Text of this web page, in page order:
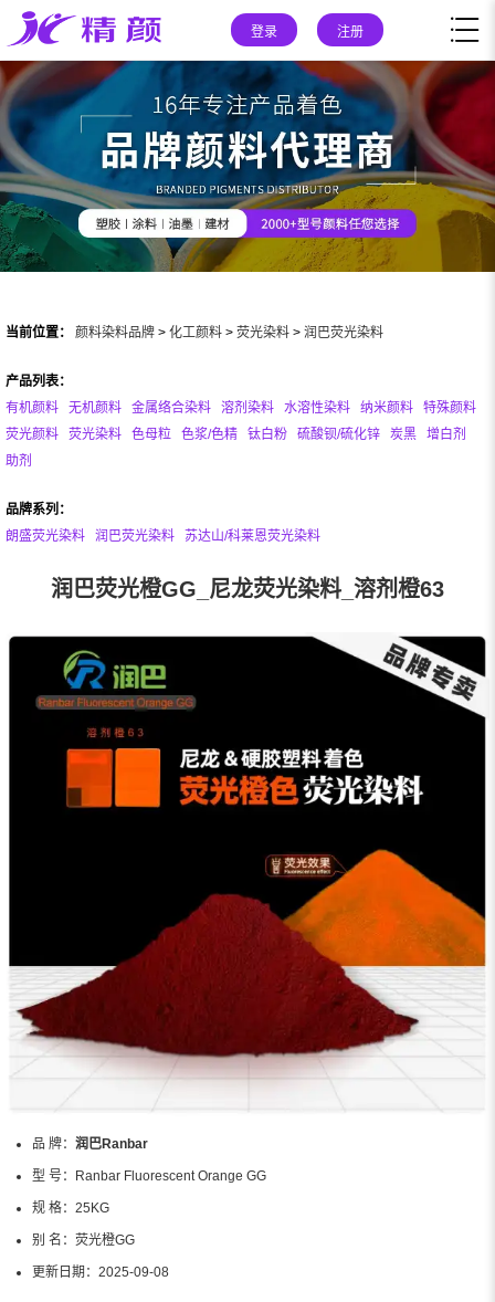
登录 注册
当前位置： 颜料染料品牌 > 化工颜料 > 荧光染料 > 润巴荧光染料
产品列表：
有机颜料
无机颜料 金属络合染料 溶剂染料 水溶性染料 纳米颜料
特殊颜料
荧光颜料
荧光染料 色母粒 色浆/色精 钛白粉 硫酸钡/硫化锌 炭黑
增白剂
助剂
品牌系列：
朗盛荧光染料
润巴荧光染料 苏达山/科莱恩荧光染料
润巴荧光橙GG_尼龙荧光染料_溶剂橙63
品 牌： 润巴Ranbar
型 号： Ranbar Fluorescent Orange GG
规 格： 25KG
别 名： 荧光橙GG
更新日期： 2025-09-08